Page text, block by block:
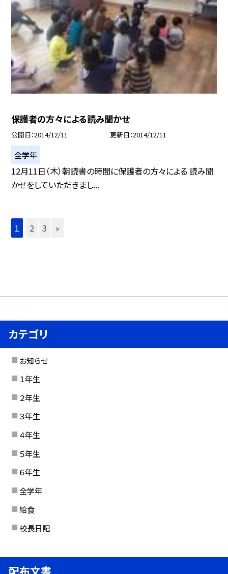
保護者の方々による読み聞かせ
公開日 2014/12/11 更新日 2014/12/11
全学年
12月11日（木）朝読書の時間に保護者の方々による 読み聞
かせをしていただきまし...
1 2 3 »
カテゴリ
お知らせ
１年生
２年生
３年生
４年生
５年生
６年生
全学年
給食
校長日記
配布文書